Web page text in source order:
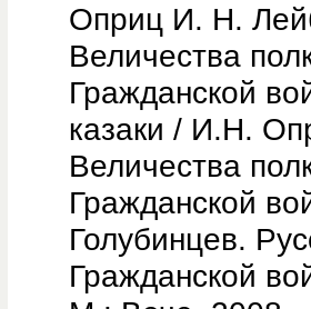
Оприц И. Н.
Величества
Гражданской
казаки / И.Н.
Величества
Гражданской
Голубинцев.
Гражданской